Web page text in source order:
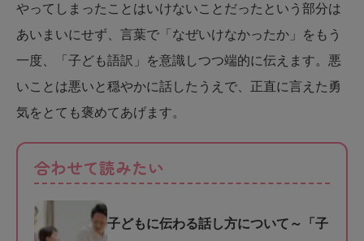
やってしまったことはいけないことだったという部分は
あいまいにせず、言葉で「なぜいけなかったか」をもう
一度、「子ども語訳」を意識しつつ端的に伝えます。悪
いことは悪いと穏やかに話したうえで、正直に言えた勇
気をとても褒めてあげます。
合わせて読みたい
子どもに伝わる話し方について～「子